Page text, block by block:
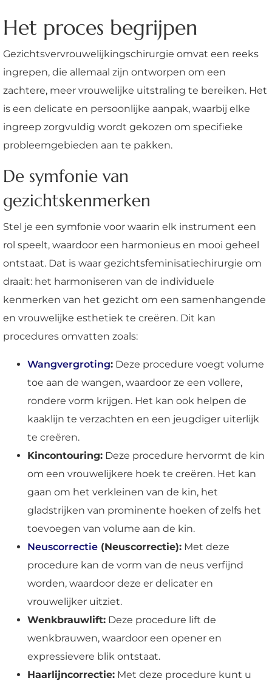
Het proces begrijpen
Gezichtsvervrouwelijkingschirurgie omvat een reeks
ingrepen, die allemaal zijn ontworpen om een
zachtere, meer vrouwelijke uitstraling te bereiken. Het
is een delicate en persoonlijke aanpak, waarbij elke
ingreep zorgvuldig wordt gekozen om specifieke
probleemgebieden aan te pakken.
De symfonie van
gezichtskenmerken
Stel je een symfonie voor waarin elk instrument een
rol speelt, waardoor een harmonieus en mooi geheel
ontstaat. Dat is waar gezichtsfeminisatiechirurgie om
draait: het harmoniseren van de individuele
kenmerken van het gezicht om een samenhangende
en vrouwelijke esthetiek te creëren. Dit kan
procedures omvatten zoals:
Wangvergroting: Deze procedure voegt volume
toe aan de wangen, waardoor ze een vollere,
rondere vorm krijgen. Het kan ook helpen de
kaaklijn te verzachten en een jeugdiger uiterlijk
te creëren.
Kincontouring: Deze procedure hervormt de kin
om een vrouwelijkere hoek te creëren. Het kan
gaan om het verkleinen van de kin, het
gladstrijken van prominente hoeken of zelfs het
toevoegen van volume aan de kin.
Neuscorrectie (Neuscorrectie): Met deze
procedure kan de vorm van de neus verfijnd
worden, waardoor deze er delicater en
vrouwelijker uitziet.
Wenkbrauwlift: Deze procedure lift de
wenkbrauwen, waardoor een opener en
expressievere blik ontstaat.
Haarlijncorrectie: Met deze procedure kunt u